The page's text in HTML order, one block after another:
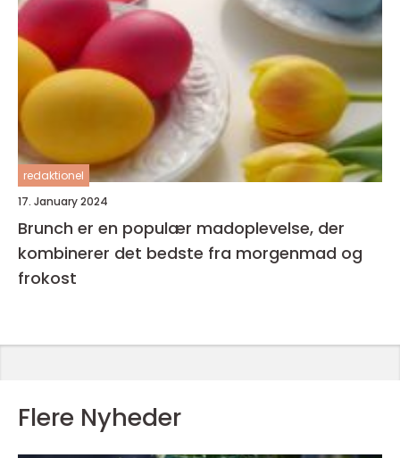
redaktionel
17. January 2024
Brunch er en populær madoplevelse, der
kombinerer det bedste fra morgenmad og
frokost
Flere Nyheder